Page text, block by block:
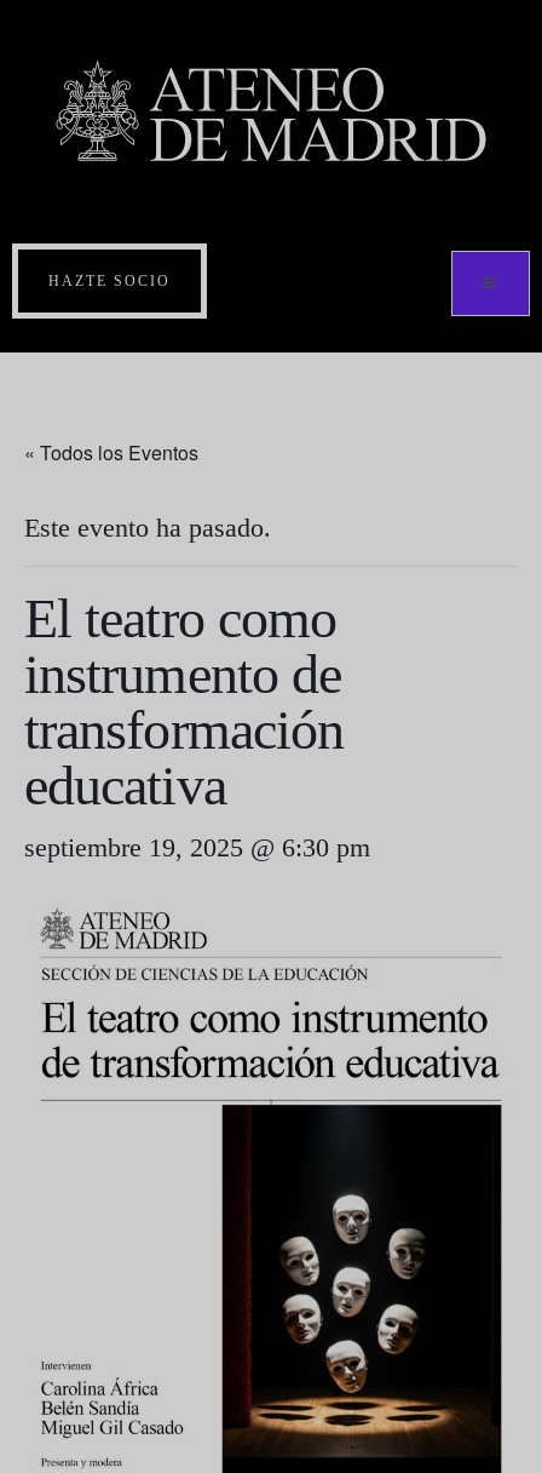
HAZTE SOCIO
« Todos los Eventos
Este evento ha pasado.
El teatro como
instrumento de
transformación
educativa
septiembre 19, 2025 @ 6:30 pm